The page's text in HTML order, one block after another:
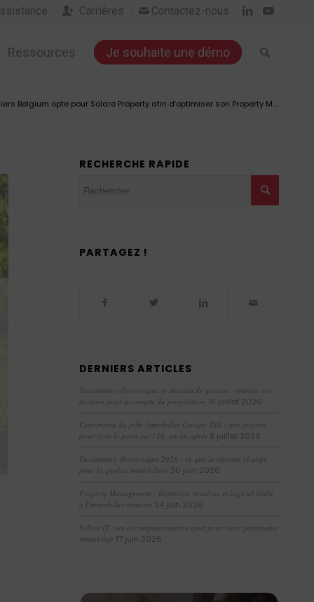
 Carrières  Contactez-nous
Ressources Je souhaite une démo
Belgium opte pour Solare Property afin d’optimiser son Property M...
RECHERCHE RAPIDE
PARTAGEZ !
DERNIERS ARTICLES
Facturation électronique et mandat de gestion : émettre vos
factures pour le compte du propriétaire 15 juillet 2026
Convention du pôle Immobilier Groupe TSS : une journée
pour faire le point sur l’IA, un an après 9 juillet 2026
Facturation électronique 2026 : ce que la réforme change
pour la gestion immobilière 30 juin 2026
Property Management : définition, missions et logiciel dédié
à l’immobilier tertiaire 24 juin 2026
Solare IT : un accompagnement expert pour votre patrimoine
immobilier 17 juin 2026